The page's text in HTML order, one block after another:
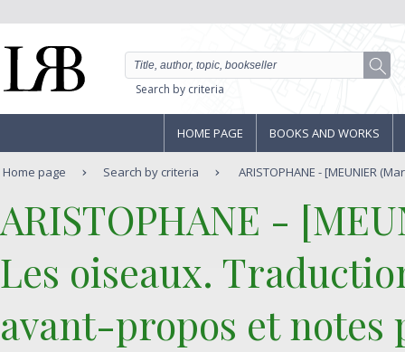
Search by criteria
HOME PAGE BOOKS AND WORKS
Home page Search by criteria ARISTOPHANE - [MEUNIER
‎ARISTOPHANE -
‎Les oiseaux.
avant-propos et